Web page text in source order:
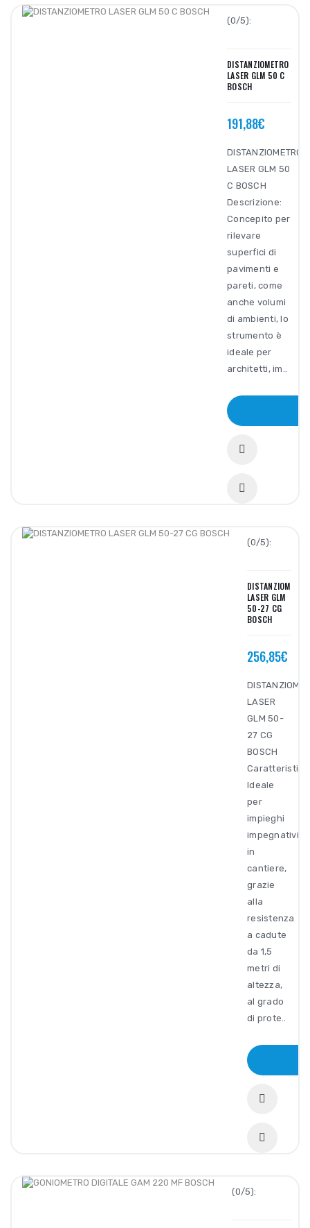
(0/5):
DISTANZIOMETRO
LASER GLM 50 C
BOSCH
191,88€
DISTANZIOMETRO
LASER GLM 50
C BOSCH
Descrizione:
Concepito per
rilevare
superfici di
pavimenti e
pareti, come
anche volumi
di ambienti, lo
strumento è
ideale per
architetti, im..
(0/5):
DISTANZIOMETRO
LASER GLM
50-27 CG
BOSCH
256,85€
LASER
GLM 50-
27 CG
BOSCH
Ideale
per
impieghi
impegnativi
in
cantiere,
grazie
alla
resistenza
a cadute
da 1,5
metri di
altezza,
al grado
di prote..
(0/5):